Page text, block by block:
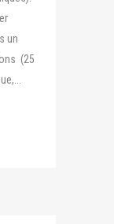
un
(25